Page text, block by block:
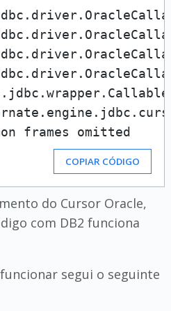
frames omitted
COPIAR CÓDIGO
do Cursor Oracle,
com DB2 funciona
segui o seguinte